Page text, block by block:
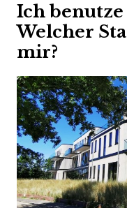
Ich
Welcher
mir?